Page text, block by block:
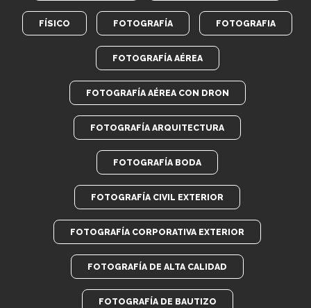
FÍSICO FOTOGRAFÍA FOTOGRAFIA
FOTOGRAFÍA AÉREA
FOTOGRAFÍA AÉREA CON DRON
FOTOGRAFÍA ARQUITECTURA
FOTOGRAFÍA BODA
FOTOGRAFÍA CIVIL EXTERIOR
FOTOGRAFÍA CORPORATIVA EXTERIOR
FOTOGRAFÍA DE ALTA CALIDAD
FOTOGRAFÍA DE BAUTIZO